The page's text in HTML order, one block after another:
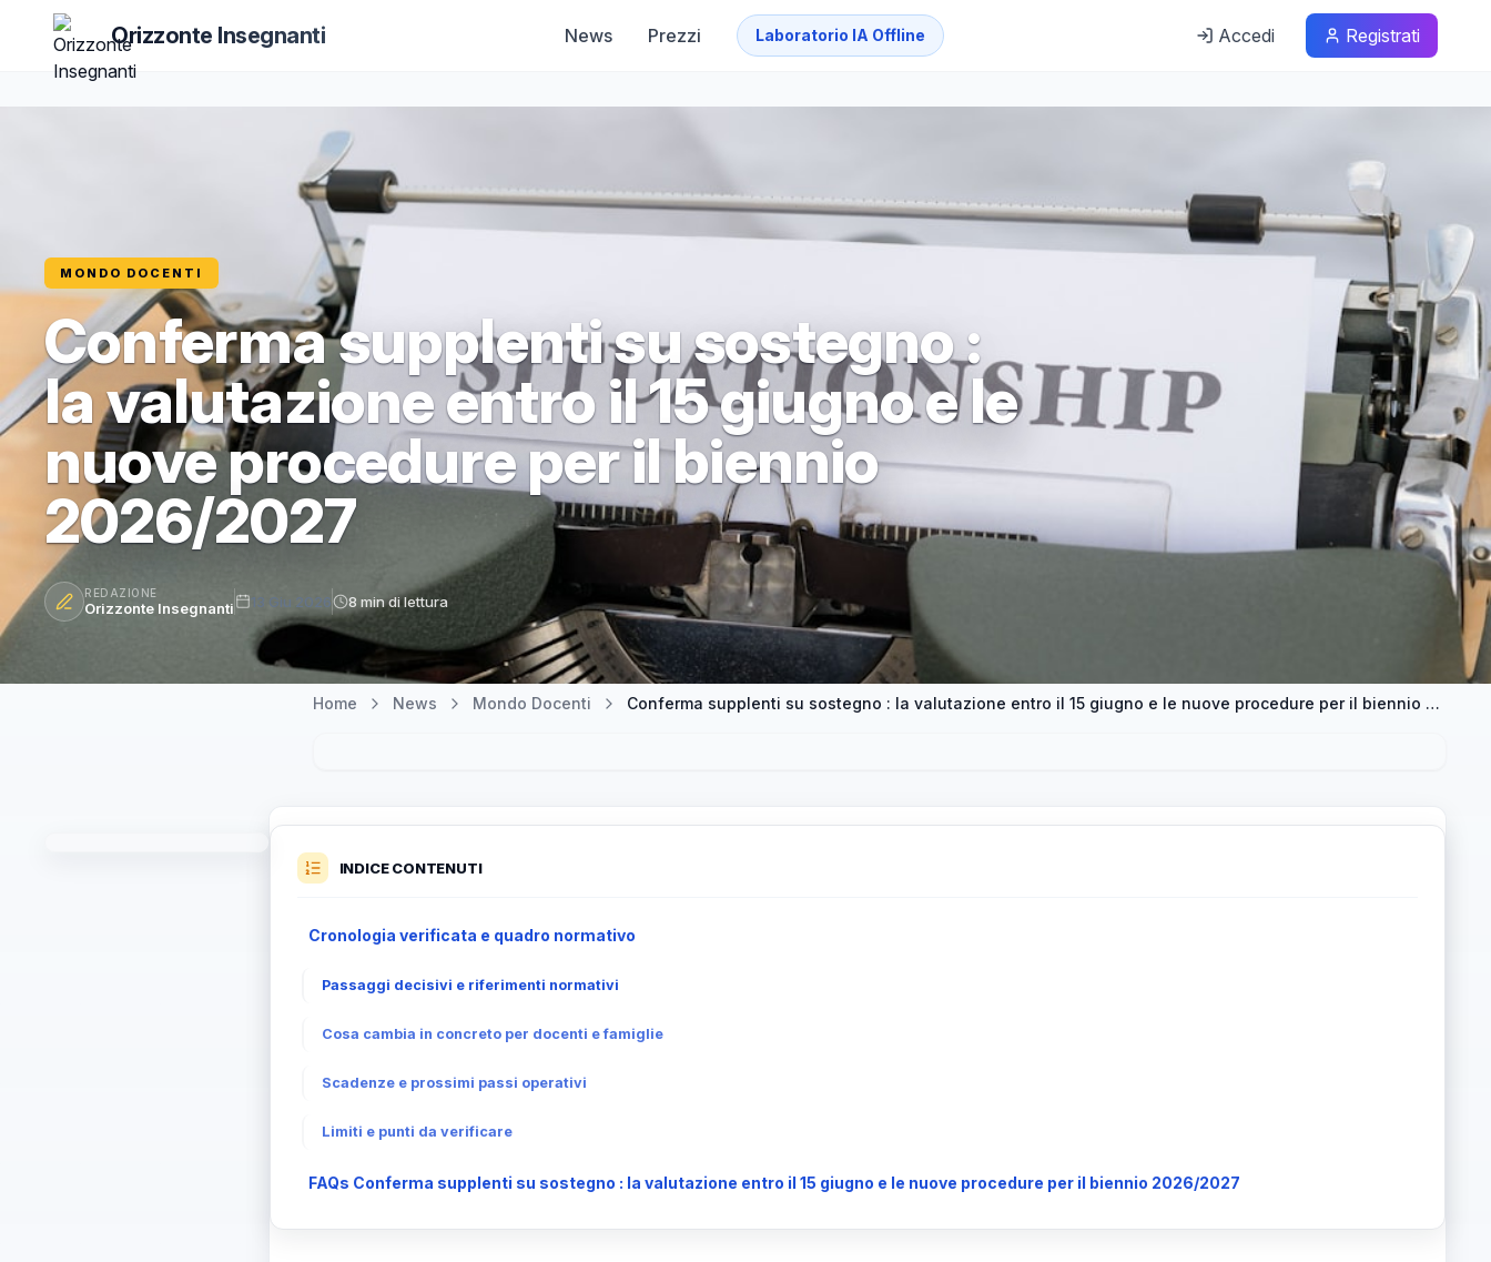
Orizzonte Insegnanti News Prezzi Laboratorio IA Offline Accedi Registrati
MONDO DOCENTI
Conferma supplenti su sostegno :
la valutazione entro il 15 giugno e le
nuove procedure per il biennio
2026/2027
REDAZIONE
Orizzonte Insegnanti 13 Giu 2026 8 min di lettura
Home News Mondo Docenti Conferma supplenti su sostegno : la valutazione entro il 15 giugno e le nuove procedure per il biennio 2026/2027
INDICE CONTENUTI
Cronologia verificata e quadro normativo
Passaggi decisivi e riferimenti normativi
Cosa cambia in concreto per docenti e famiglie
Scadenze e prossimi passi operativi
Limiti e punti da verificare
FAQs Conferma supplenti su sostegno : la valutazione entro il 15 giugno e le nuove procedure per il biennio 2026/2027